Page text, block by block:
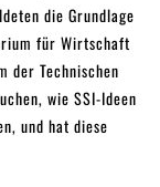
die Grundlage
für Wirtschaft
der Technischen
wie SSI-Ideen
und hat diese